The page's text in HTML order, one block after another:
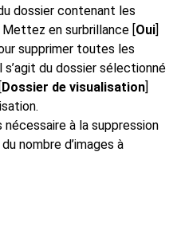
dossier contenant les
Mettez en surbrillance [Oui]
supprimer toutes les
s’agit du dossier sélectionné
Dossier de visualisation]
à la suppression
nombre d’images à